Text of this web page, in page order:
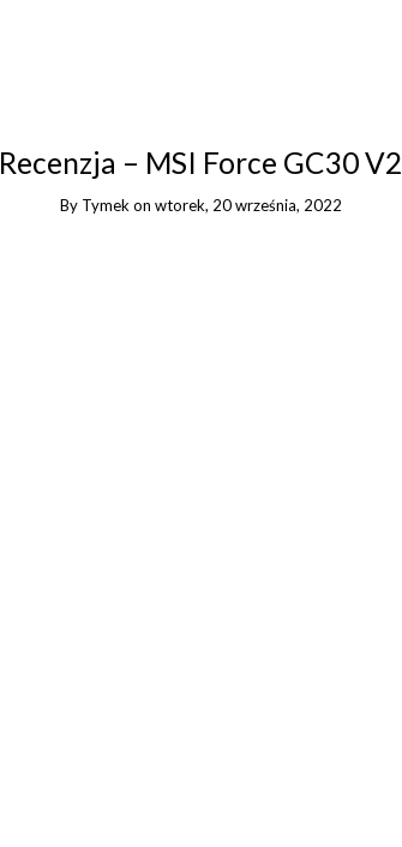
Recenzja – MSI Force GC30 V2
By Tymekon wtorek, 20 września, 2022